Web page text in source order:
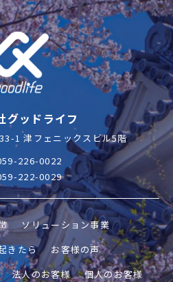
グッドライフ
1 津フェニックスビル5階
226-0022
222-0029
ソリューション事業
きたら
お客様の声
法人のお客様
個人のお客様